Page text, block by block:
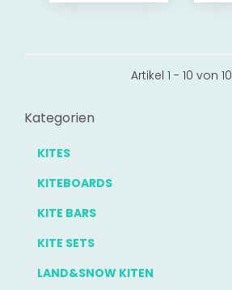
Artikel 1 - 10 von 10
Kategorien
KITES
KITEBOARDS
KITE BARS
KITE SETS
LAND&SNOW KITEN